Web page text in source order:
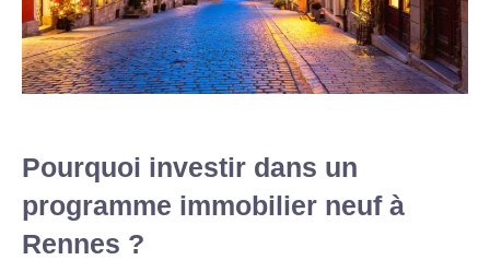
Pourquoi investir dans un
programme immobilier neuf à
Rennes ?